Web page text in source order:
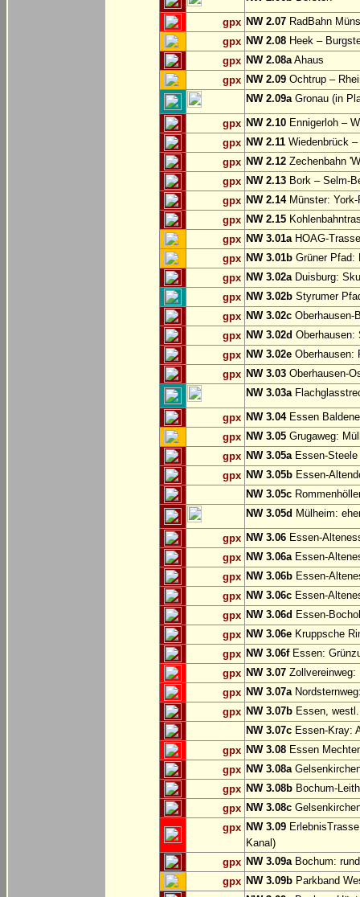
gpx NW 2.07 RadBahn
gpx NW 2.08 Heek –
gpx NW 2.08aAhaus
gpx NW 2.09 Ochtrup –
NW 2.09aGronau (in
gpx NW 2.10 Ennigerloh –
gpx NW 2.11 Wiedenbrück
gpx NW 2.12 Zechenbahn
gpx NW 2.13 Bork – Selm-
gpx NW 2.14Münster: York-
gpx NW 2.15
gpx NW 3.01aHOAG-
gpx NW 3.01b Grüner Pfad:
gpx NW 3.02aDuisburg:
gpx NW 3.02b Styrumer
gpx NW 3.02c Oberhausen-
gpx NW 3.02d Oberhausen:
gpx NW 3.02e Oberhausen:
gpx NW 3.03 Oberhausen-
NW 3.03a
gpx NW 3.04Essen
gpx NW 3.05 Grugaweg:
gpx NW 3.05aEssen-Steele
gpx NW 3.05b Essen-
NW 3.05c
NW 3.05d Mülheim:
gpx NW 3.06 Essen-
gpx NW 3.06aEssen-
gpx NW 3.06b Essen-
gpx NW 3.06c Essen-
gpx NW 3.06d Essen-
gpx NW 3.06e Kruppsche
gpx NW 3.06fEssen:
gpx NW 3.07 Zollvereinweg:
gpx NW 3.07a
gpx NW 3.07b Essen,
NW 3.07c Essen-Kray:
gpx NW 3.08 Essen
gpx NW 3.08a
gpx NW 3.08b Bochum-
gpx NW 3.08c
gpx NW 3.09
Kanal)
gpx NW 3.09aBochum:
gpx NW 3.09b Parkband